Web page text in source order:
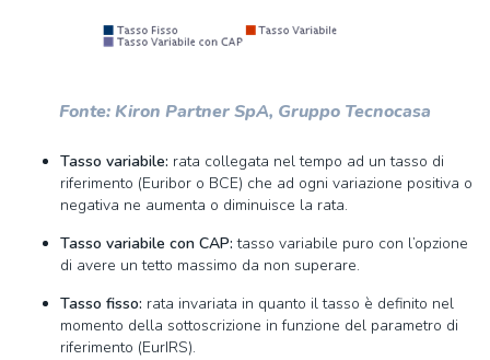
Fonte: Kiron Partner SpA, Gruppo Tecnocasa
Tasso variabile: rata collegata nel tempo ad un tasso di
riferimento (Euribor o BCE) che ad ogni variazione positiva o
negativa ne aumenta o diminuisce la rata.
Tasso variabile con CAP: tasso variabile puro con l’opzione
di avere un tetto massimo da non superare.
Tasso fisso: rata invariata in quanto il tasso è definito nel
momento della sottoscrizione in funzione del parametro di
riferimento (EurIRS).